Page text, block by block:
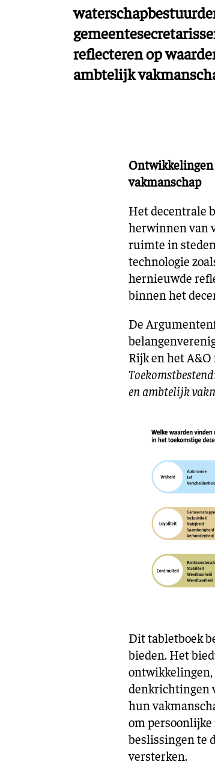
reflecteren op
ambtelijk
Ontwikkelingen
vakmanschap
Het decentrale
herwinnen van
ruimte in
technologie
hernieuwde
binnen het
De
Rijk en het
en ambtelijk vak
Dit tabletboek
bieden. Het
ontwikkelingen,
denkrichtingen
hun
om
beslissingen te
versterken.